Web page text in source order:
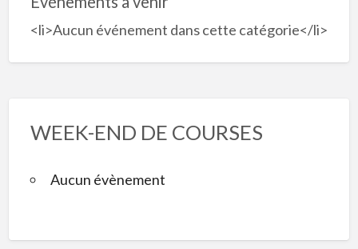
<li>Aucun événement dans cette catégorie</li>
WEEK-END DE COURSES
Aucun évènement